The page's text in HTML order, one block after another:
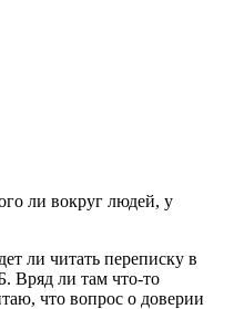
ли вокруг людей, у
ли читать переписку в
ли там что-то
что вопрос о доверии